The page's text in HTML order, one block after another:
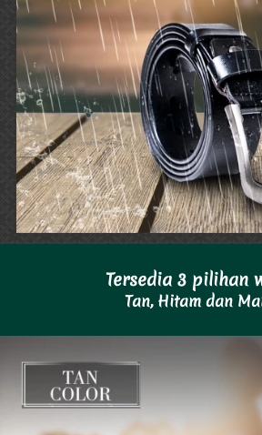
Tersedia 3 pilihan
Tan, Hitam dan